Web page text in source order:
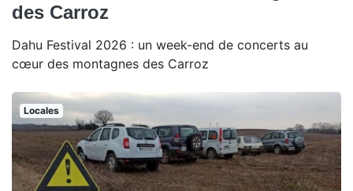
des Carroz
Dahu Festival 2026 : un week-end de concerts au
cœur des montagnes des Carroz
Locales